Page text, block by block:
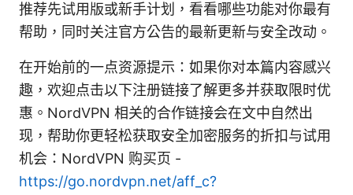
推荐先试用版或新手计划，看看哪些功能对你最有
帮助，同时关注官方公告的最新更新与安全改动。
在开始前的一点资源提示：如果你对本篇内容感兴
趣，欢迎点击以下注册链接了解更多并获取限时优
惠。NordVPN 相关的合作链接会在文中自然出
现，帮助你更轻松获取安全加密服务的折扣与试用
机会：NordVPN 购买页 -
https://go.nordvpn.net/aff_c?